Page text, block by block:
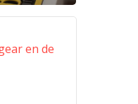
en de